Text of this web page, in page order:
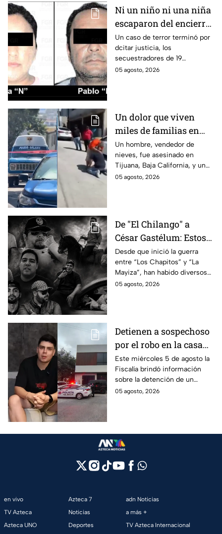
Ni un niño ni una niña
escaparon del encierro:
así cayó la pareja que
retenía a 19 migrantes
en Puebla
Un caso de terror terminó por
dcitar justicia, los
secuestradores de 19
migrantes recibieron una
05 agosto, 2026
Un dolor que viven
miles de familias en
México: Así se
enteraron los
familiares de un
vendedor de nieves de
Un hombre, vendedor de
nieves, fue asesinado en
Tijuana, Baja California, y un
reportero captó el momento
05 agosto, 2026
De "El Chilango" a
César Gastélum: Estos
son los 10 influencers
asesinados por la
guerra entre "Los
Chapitos" y "La Mayiza"
Desde que inició la guerra
entre “Los Chapitos” y “La
Mayiza”, han habido diversos
asesinatos, entre ellos los de
05 agosto, 2026
Detienen a sospechoso
por el robo en la casa
de Karely Ruiz
Este miércoles 5 de agosto la
Fiscalía brindó información
sobre la detención de un
presunto responsable en el
05 agosto, 2026
en vivo
TV Azteca
Azteca UNO
Azteca 7
Noticias
Deportes
adn Noticias
a más +
TV Azteca Internacional